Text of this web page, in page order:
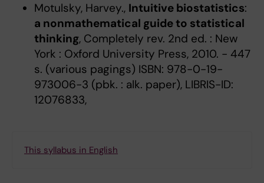
Motulsky, Harvey., Intuitive biostatistics:
a nonmathematical guide to statistical
thinking, Completely rev. 2nd ed. : New
York : Oxford University Press, 2010. - 447
s. (various pagings) ISBN: 978-0-19-
973006-3 (pbk. : alk. paper), LIBRIS-ID:
12076833,
This syllabus in English